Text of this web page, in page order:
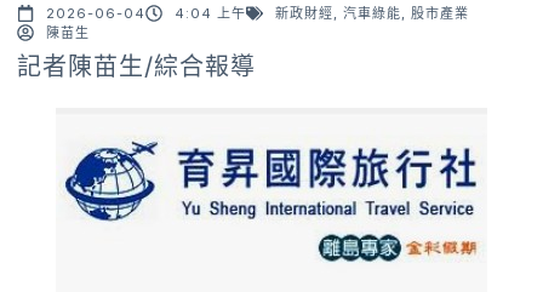
2026-06-04 4:04 上午 新政財經 汽車綠能
股市產業
陳苗生
記者陳苗生/綜合報導